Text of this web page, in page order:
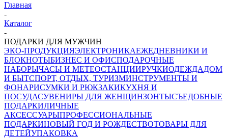
Главная
-
Каталог
-
ПОДАРКИ ДЛЯ МУЖЧИН
ЭКО-ПРОДУКЦИЯЭЛЕКТРОНИКАЕЖЕДНЕВНИКИ И
БЛОКНОТЫБИЗНЕС И ОФИСПОДАРОЧНЫЕ
НАБОРЫЧАСЫ И МЕТЕОСТАНЦИИРУЧКИОДЕЖДАДОМ
И БЫТСПОРТ, ОТДЫХ, ТУРИЗМИНСТРУМЕНТЫ И
ФОНАРИСУМКИ И РЮКЗАКИКУХНЯ И
ПОСУДАСУВЕНИРЫ ДЛЯ ЖЕНЩИНЗОНТЫСЪЕДОБНЫЕ
ПОДАРКИЛИЧНЫЕ
АКСЕССУАРЫПРОФЕССИОНАЛЬНЫЕ
ПОДАРКИНОВЫЙ ГОД И РОЖДЕСТВОТОВАРЫ ДЛЯ
ДЕТЕЙУПАКОВКА